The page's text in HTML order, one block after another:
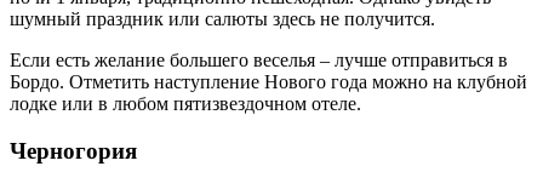
шумный праздник или салюты здесь не получится.
Если есть желание большего веселья – лучше отправиться в
Бордо. Отметить наступление Нового года можно на клубной
лодке или в любом пятизвездочном отеле.
Черногория